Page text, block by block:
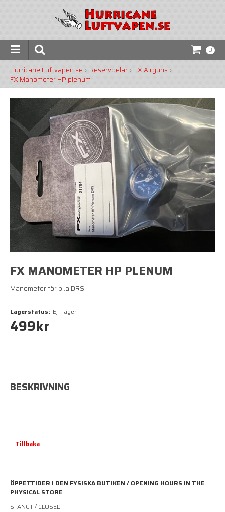
0
Hurricane Luftvapen.se > Reservdelar> FX Airguns >
FX Manometer HP plenum
FX MANOMETER HP PLENUM
Manometer för bl.a DRS.
Lagerstatus: Ej i lager
499kr
BESKRIVNING
Tillbaka
ÖPPETTIDER I DEN FYSISKA BUTIKEN / OPENING HOURS IN THE
PHYSICAL STORE
STÄNGT / CLOSED